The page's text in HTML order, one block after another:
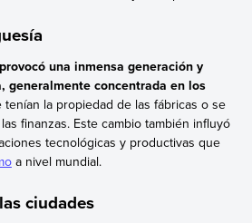
provocó una inmensa generación y
generalmente concentrada en los
tenían la propiedad de las fábricas o se
finanzas. Este cambio también influyó
tecnológicas y productivas que
a nivel mundial.
ciudades